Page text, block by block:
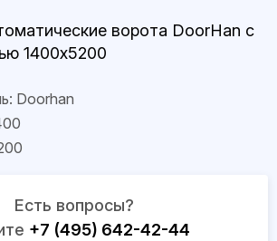
Doorhan
Есть вопросы?
+7 (495) 642-42-44